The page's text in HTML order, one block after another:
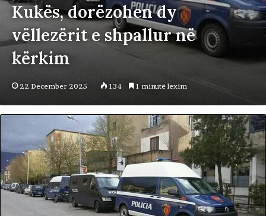
Kukës, dorëzohen dy
vëllezërit e shpallur në
kërkim
22 December 2025 134 1 minutë lexim